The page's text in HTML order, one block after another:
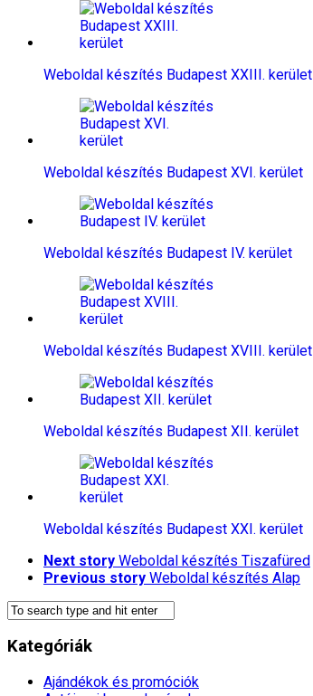
Weboldal készítés​ Budapest XXIII. kerület
Weboldal készítés​ Budapest XVI. kerület
Weboldal készítés​ Budapest IV. kerület
Weboldal készítés​ Budapest XVIII. kerület
Weboldal készítés​ Budapest XII. kerület
Weboldal készítés​ Budapest XXI. kerület
Next story Weboldal készítés​ Tiszafüred
Previous story Weboldal készítés​ Alap
Kategóriák
Ajándékok és promóciók